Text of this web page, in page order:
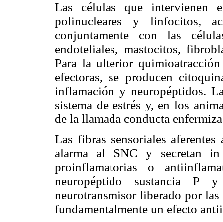
Las células que intervienen
polinucleares y linfocitos,
conjuntamente con las
endoteliales, mastocitos,
Para la ulterior
efectoras, se producen
inflamación y neuropéptidos.
sistema de estrés y, en los
de la llamada conducta
Las fibras sensoriales
alarma al SNC y secretan
proinflamatorias o
neuropéptido sustancia P
neurotransmisor liberado por
fundamentalmente un efecto